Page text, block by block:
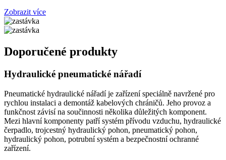
Zobrazit více
Doporučené produkty
Hydraulické pneumatické nářadí
Pneumatické hydraulické nářadí je zařízení speciálně navržené pro
rychlou instalaci a demontáž kabelových chráničů. Jeho provoz a
funkčnost závisí na součinnosti několika důležitých komponent.
Mezi hlavní komponenty patří systém přívodu vzduchu, hydraulické
čerpadlo, trojcestný hydraulický pohon, pneumatický pohon,
hydraulický pohon, potrubní systém a bezpečnostní ochranné
zařízení.